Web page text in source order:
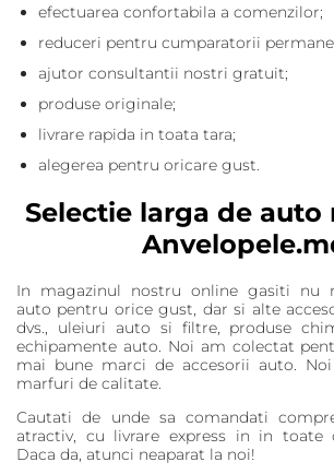
efectuarea confortabila a comenzilor;
reduceri pentru cumparatorii
ajutor consultantii nostri gratuit;
produse originale;
livrare rapida in toata tara;
alegerea pentru oricare gust.
Selectie larga de auto
In magazinul nostru online gasiti nu
auto pentru orice gust, dar si alte
dvs., uleiuri auto si filtre, produse
echipamente auto. Noi am colectat
mai bune marci de accesorii auto.
marfuri de calitate.
Cautati de unde sa comandati
atractiv, cu livrare express in in toate
Daca da, atunci neaparat la noi!